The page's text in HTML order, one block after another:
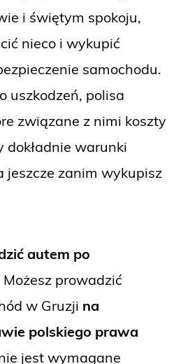
i świętym spokoju,
nieco i wykupić
samochodu.
uszkodzeń, polisa
związane z nimi koszty
dokładnie warunki
jeszcze zanim wykupisz
autem po
Możesz prowadzić
w Gruzji na
polskiego prawa
jest wymagane